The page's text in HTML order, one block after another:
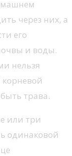
через них, а
его
и воды.
нельзя
корневой
трава.
или три
одинаковой